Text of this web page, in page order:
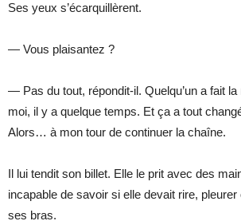
Ses yeux s’écarquillèrent.
— Vous plaisantez ?
— Pas du tout, répondit-il. Quelqu’un a fait
moi, il y a quelque temps. Et ça a tout
Alors… à mon tour de continuer la chaîne.
Il lui tendit son billet. Elle le prit avec des
incapable de savoir si elle devait rire,
ses bras.